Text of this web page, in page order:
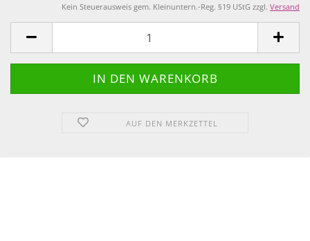
Kein Steuerausweis gem. Kleinuntern.-Reg. §19 UStG zzgl. Versand
AUF DEN MERKZETTEL